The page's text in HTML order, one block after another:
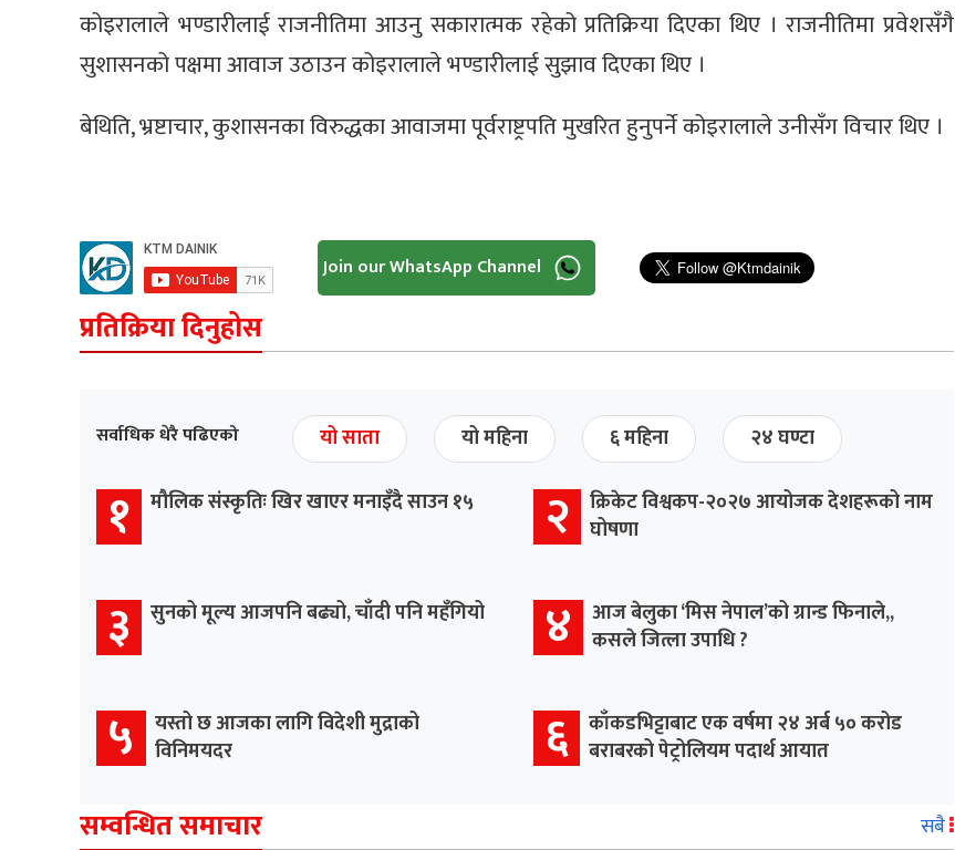
कोइरालाले भण्डारीलाई राजनीतिमा आउनु सकारात्मक रहेको प्रतिक्रिया दिएका थिए । राजनीतिमा प्रवेशसँगै
सुशासनको पक्षमा आवाज उठाउन कोइरालाले भण्डारीलाई सुझाव दिएका थिए ।
बेथिति, भ्रष्टाचार, कुशासनका विरुद्धका आवाजमा पूर्वराष्ट्रपति मुखरित हुनुपर्ने कोइरालाले उनीसँग विचार थिए ।
Join our WhatsApp Channel
प्रतिक्रिया दिनुहोस
सर्वाधिक धेरै पढिएको यो साता यो महिना ६ महिना २४ घण्टा
१ मौलिक संस्कृतिः खिर खाएर मनाइँदै साउन १५ २ क्रिकेट विश्वकप-२०२७ आयोजक देशहरूको नाम
घोषणा
३ सुनको मूल्य आजपनि बढ्यो, चाँदी पनि महँगियो ४ आज बेलुका ‘मिस नेपाल’को ग्रान्ड फिनाले,,
कसले जित्ला उपाधि ?
५ यस्तो छ आजका लागि विदेशी मुद्राको
विनिमयदर
६ काँकडभिट्टाबाट एक वर्षमा २४ अर्ब ५० करोड
बराबरको पेट्रोलियम पदार्थ आयात
सम्वन्धित समाचार सबै